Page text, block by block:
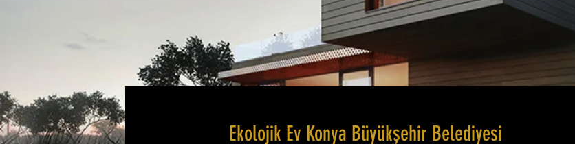
Ekolojik Ev Konya Büyükşehir Belediyesi